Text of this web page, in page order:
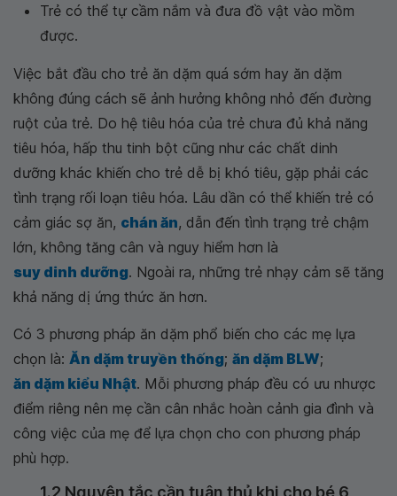
Trẻ có thể tự cầm nắm và đưa đồ vật vào mồm
được.
Việc bắt đầu cho trẻ ăn dặm quá sớm hay ăn dặm
không đúng cách sẽ ảnh hưởng không nhỏ đến đường
ruột của trẻ. Do hệ tiêu hóa của trẻ chưa đủ khả năng
tiêu hóa, hấp thu tinh bột cũng như các chất dinh
dưỡng khác khiến cho trẻ dễ bị khó tiêu, gặp phải các
tình trạng rối loạn tiêu hóa. Lâu dần có thể khiến trẻ có
cảm giác sợ ăn, chán ăn, dẫn đến tình trạng trẻ chậm
lớn, không tăng cân và nguy hiểm hơn là
suy dinh dưỡng. Ngoài ra, những trẻ nhạy cảm sẽ tăng
khả năng dị ứng thức ăn hơn.
Có 3 phương pháp ăn dặm phổ biến cho các mẹ lựa
chọn là: Ăn dặm truyền thống; ăn dặm BLW;
ăn dặm kiểu Nhật. Mỗi phương pháp đều có ưu nhược
điểm riêng nên mẹ cần cân nhắc hoàn cảnh gia đình và
công việc của mẹ để lựa chọn cho con phương pháp
phù hợp.
1.2 Nguyên tắc cần tuân thủ khi cho bé 6